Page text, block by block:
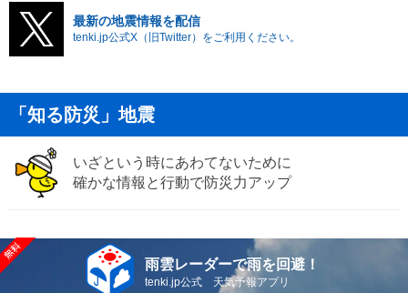
最新の地震情報を配信
tenki.jp公式X（旧Twitter）をご利用ください。
「知る防災」地震
いざという時にあわてないために
確かな情報と行動で防災力アップ
雨雲レーダーで雨を回避！
tenki.jp公式 天気予報アプリ